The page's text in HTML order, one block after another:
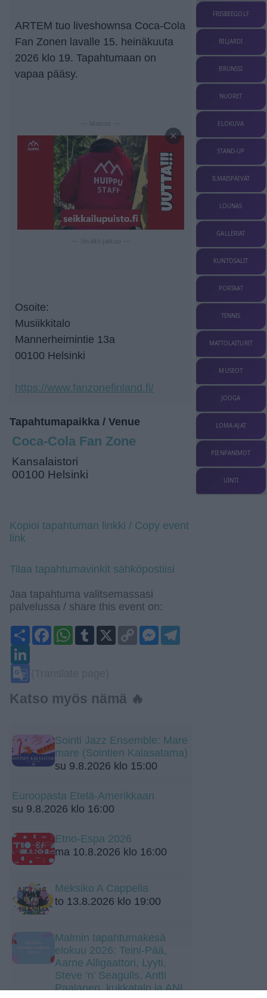
ARTEM tuo liveshownsa Coca-Cola
Fan Zonen lavalle 15. heinäkuuta
2026 klo 19. Tapahtumaan on
vapaa pääsy.
— Mainos —
×
Osoite:
Musiikkitalo
Mannerheimintie 13a
00100 Helsinki
https://www.fanzonefinland.fi/
Tapahtumapaikka / Venue
Coca-Cola Fan Zone
Kansalaistori
00100 Helsinki
Kopioi tapahtuman linkki / Copy event
link
Tilaa tapahtumavinkit sähköpostiisi
Jaa tapahtuma valitsemassasi
palvelussa / share this event on:
ShareFacebookWhatsApp
Tumblr
X
Copy
Link
Messenger
Katso myös nämä 🔥
Sointi Jazz Ensemble: Mare
mare (Sointien Kalasatama)
su 9.8.2026 klo 15:00
Euroopasta Etelä-Amerikkaan
su 9.8.2026 klo 16:00
Etno-Espa 2026
ma 10.8.2026 klo 16:00
Meksiko A Cappella
to 13.8.2026 klo 19:00
Malmin tapahtumakesä
elokuu 2026: Teini-Pää,
Aarne Alligaattori, Lyyti,
Steve ‘n’ Seagulls, Antti
Paalanen, kukkatalo ja ANI
FRISBEEGOLF
BILJARDI
BRUNSSI
NUORET
ELOKUVA
STAND-UP
ILMAISPÄIVÄT
LOUNAS
GALLERIAT
KUNTOSALIT
PORTAAT
TENNIS
MATTOLAITURIT
MUSEOT
JOOGA
LOMA-AJAT
PIENPANIMOT
UINTI